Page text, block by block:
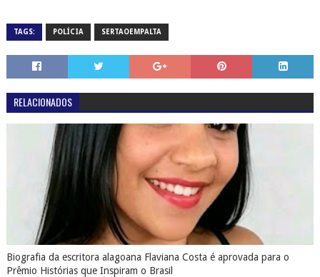
TAGS: POLÍCIA SERTAOEMPALTA
RELACIONADOS
Biografia da escritora alagoana Flaviana Costa é aprovada para o
Prêmio Histórias que Inspiram o Brasil